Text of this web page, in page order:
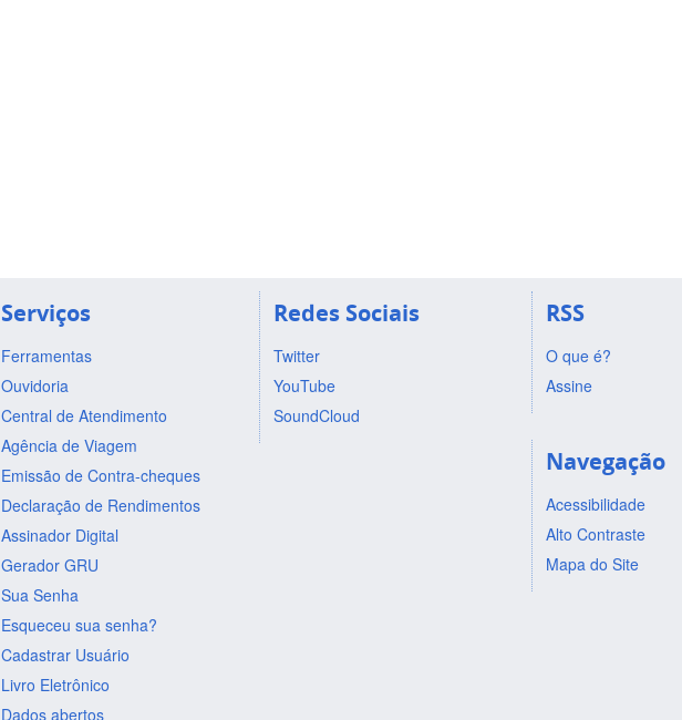
Serviços
Ferramentas
Ouvidoria
Central de Atendimento
Agência de Viagem
Emissão de Contra-cheques
Declaração de Rendimentos
Assinador Digital
Gerador GRU
Sua Senha
Esqueceu sua senha?
Cadastrar Usuário
Livro Eletrônico
Dados abertos
Redes Sociais
Twitter
YouTube
SoundCloud
RSS
O que é?
Assine
Navegação
Acessibilidade
Alto Contraste
Mapa do Site